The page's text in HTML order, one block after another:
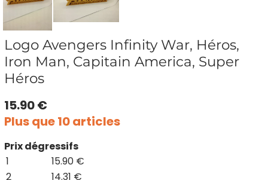
Logo Avengers Infinity War, Héros,
Iron Man, Capitain America, Super
Héros
15.90 €
Plus que 10 articles
Prix dégressifs
1
15.90 €
2
14.31 €